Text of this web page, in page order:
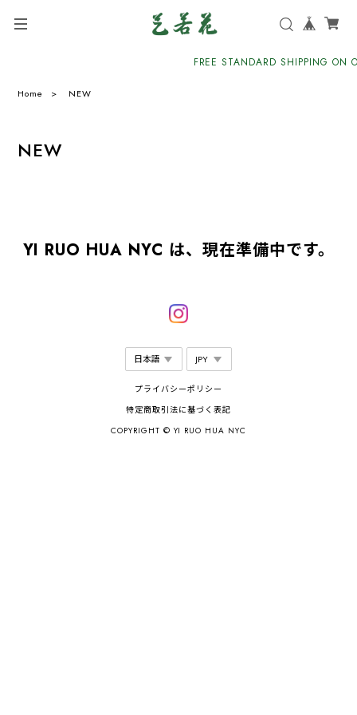
FREE STANDARD SHIPPING ON
Home NEW
NEW
YI RUO HUA NYC は、現在準備中です。
プライバシーポリシー
特定商取引法に基づく表記
COPYRIGHT © YI RUO HUA NYC